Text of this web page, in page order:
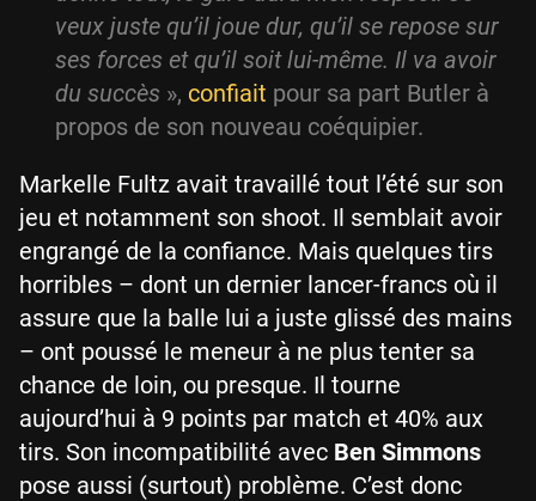
veux juste qu’il joue dur, qu’il se repose sur
ses forces et qu’il soit lui-même. Il va avoir
du succès », confiait pour sa part Butler à
propos de son nouveau coéquipier.
Markelle Fultz avait travaillé tout l’été sur son
jeu et notamment son shoot. Il semblait avoir
engrangé de la confiance. Mais quelques tirs
horribles – dont un dernier lancer-francs où il
assure que la balle lui a juste glissé des mains
– ont poussé le meneur à ne plus tenter sa
chance de loin, ou presque. Il tourne
aujourd’hui à 9 points par match et 40% aux
tirs. Son incompatibilité avec Ben Simmons
pose aussi (surtout) problème. C’est donc